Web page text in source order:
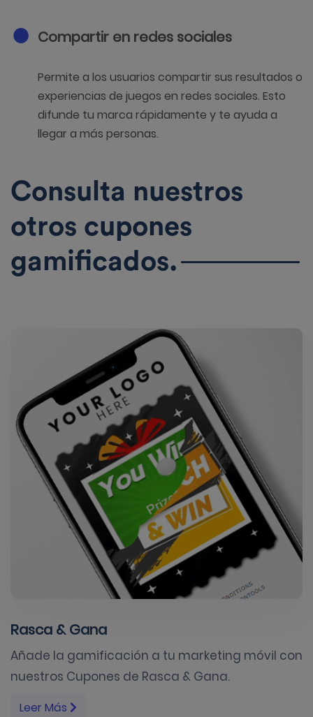
Compartir en redes sociales
Permite a los usuarios compartir sus resultados o
experiencias de juegos en redes sociales. Esto
difunde tu marca rápidamente y te ayuda a
llegar a más personas.
Consulta nuestros
otros cupones
gamificados.
Rasca & Gana
Añade la gamificación a tu marketing móvil con
nuestros Cupones de Rasca & Gana.
Leer Más